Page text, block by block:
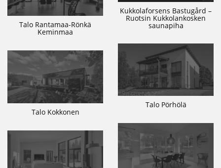
Kukkolaforsens Bastugård –
Ruotsin Kukkolankosken
saunapiha
Talo Rantamaa-Rönkä
Keminmaa
Talo Pörhölä
Talo Kokkonen